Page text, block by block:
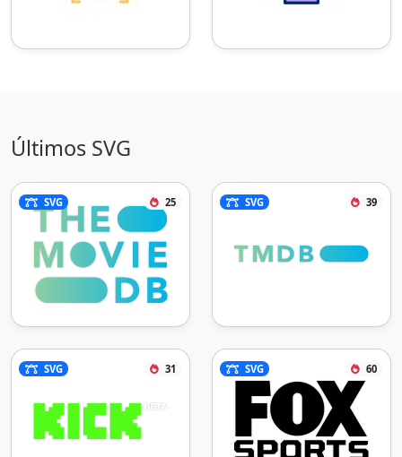
Últimos SVG
SVG 25 SVG 39
SVG 31 SVG 60